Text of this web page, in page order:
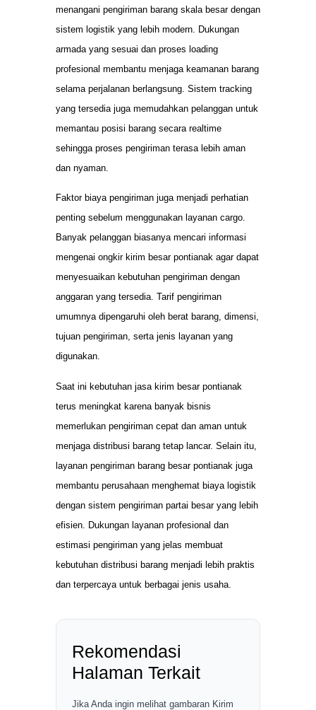
menangani pengiriman barang skala besar dengan
sistem logistik yang lebih modern. Dukungan
armada yang sesuai dan proses loading
profesional membantu menjaga keamanan barang
selama perjalanan berlangsung. Sistem tracking
yang tersedia juga memudahkan pelanggan untuk
memantau posisi barang secara realtime
sehingga proses pengiriman terasa lebih aman
dan nyaman.
Faktor biaya pengiriman juga menjadi perhatian
penting sebelum menggunakan layanan cargo.
Banyak pelanggan biasanya mencari informasi
mengenai ongkir kirim besar pontianak agar dapat
menyesuaikan kebutuhan pengiriman dengan
anggaran yang tersedia. Tarif pengiriman
umumnya dipengaruhi oleh berat barang, dimensi,
tujuan pengiriman, serta jenis layanan yang
digunakan.
Saat ini kebutuhan jasa kirim besar pontianak
terus meningkat karena banyak bisnis
memerlukan pengiriman cepat dan aman untuk
menjaga distribusi barang tetap lancar. Selain itu,
layanan pengiriman barang besar pontianak juga
membantu perusahaan menghemat biaya logistik
dengan sistem pengiriman partai besar yang lebih
efisien. Dukungan layanan profesional dan
estimasi pengiriman yang jelas membuat
kebutuhan distribusi barang menjadi lebih praktis
dan terpercaya untuk berbagai jenis usaha.
Rekomendasi
Halaman Terkait
Jika Anda ingin melihat gambaran Kirim